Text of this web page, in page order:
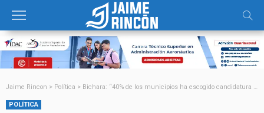
Jaime Rincon > Política > Bichara: “40% de los municipios ha escogido candidatura a alcalde”
POLÍTICA